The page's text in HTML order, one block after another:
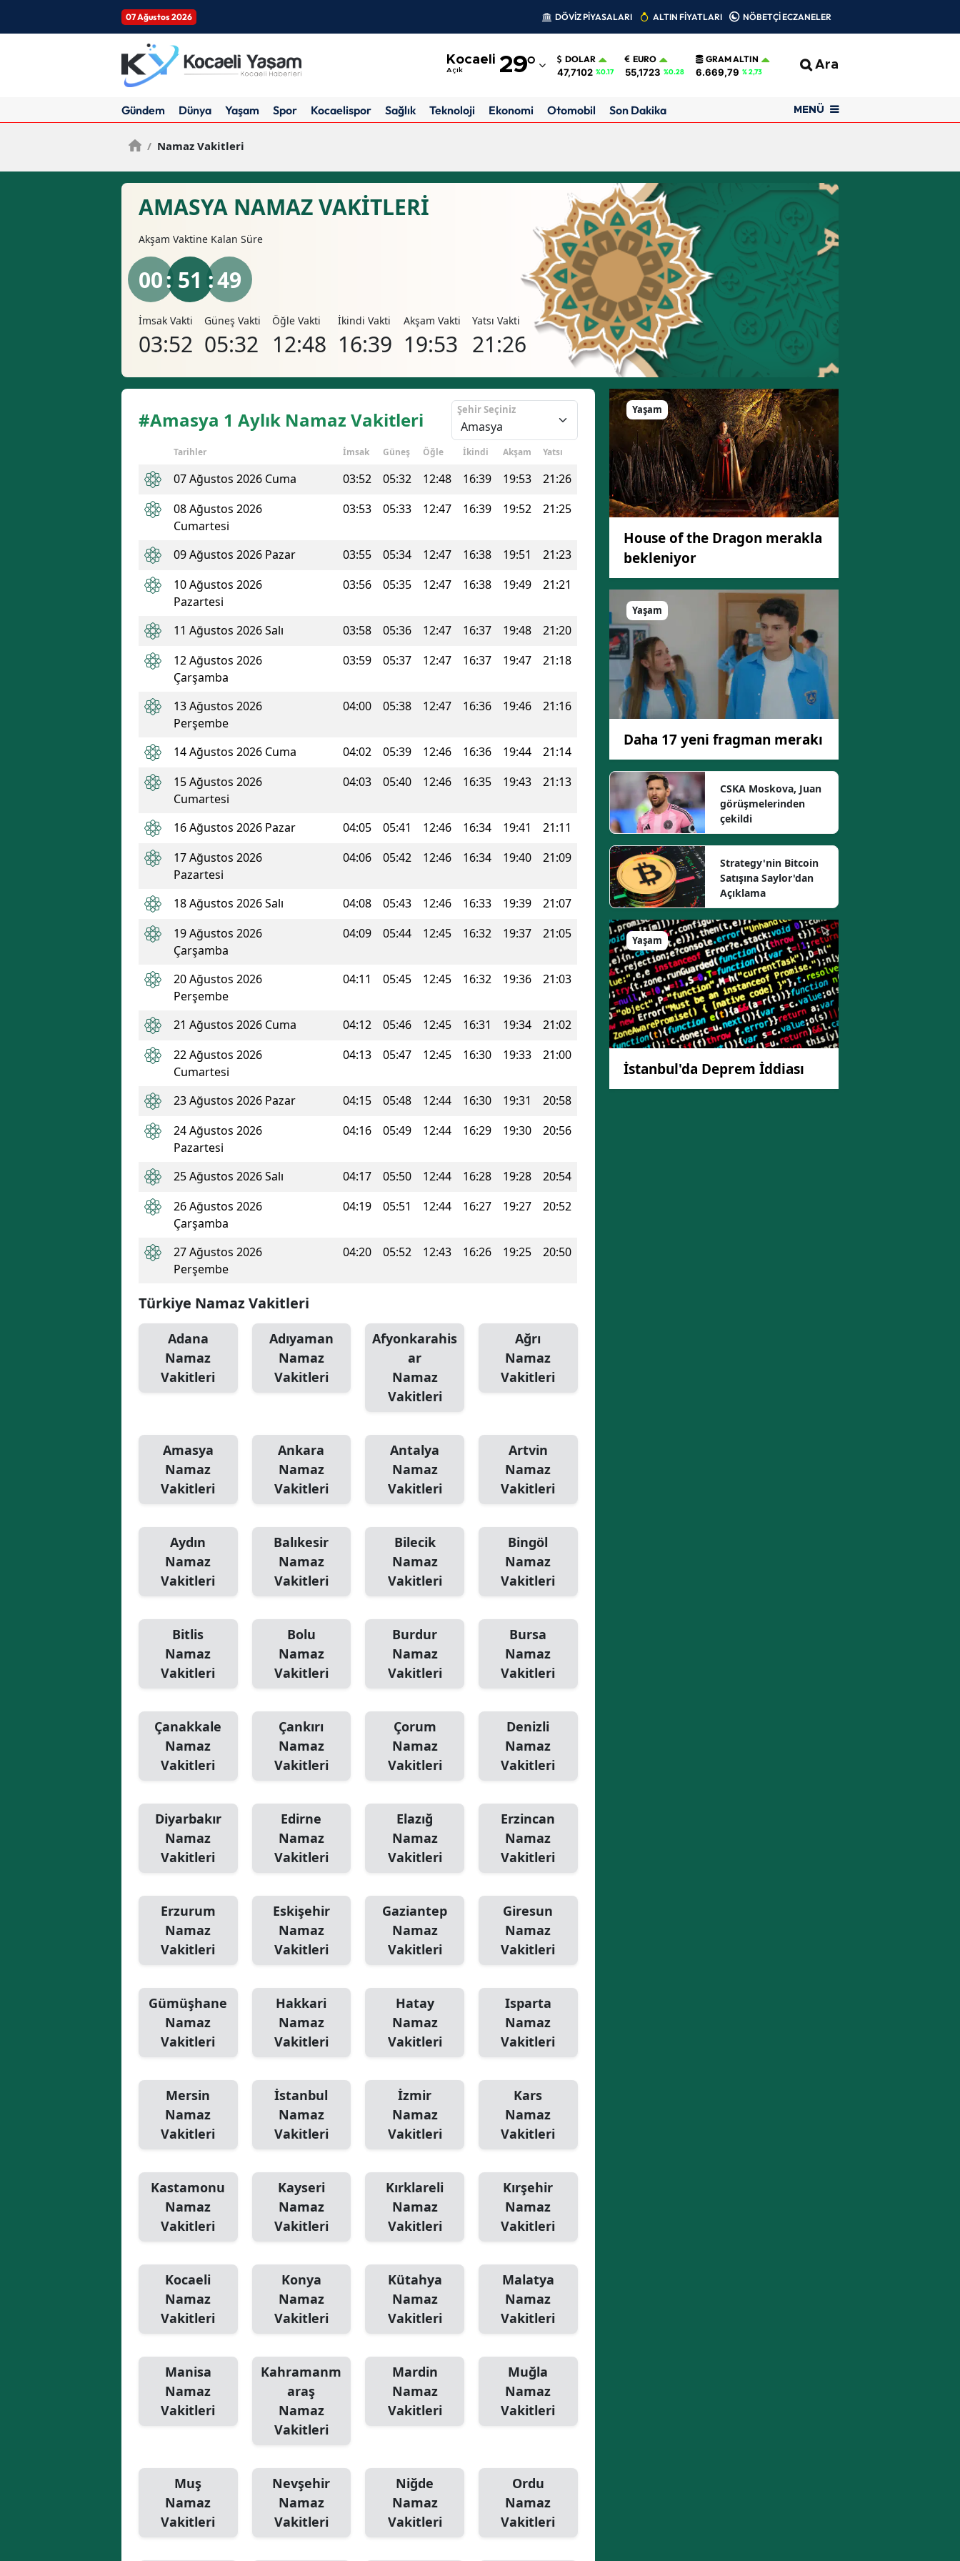
07 Ağustos 2026 DÖVİZ PİYASALARI ALTIN FİYATLARI NÖBETÇİ ECZANELER
Kocaeli
Açık 29°
Adıyaman
Bilecik
Bolu
Burdur
Bursa
Çanakkale
Diyarbakır
Edirne
Erzurum
Eskişehir
Giresun
Gümüşhane
Mersin
Kastamonu
Kayseri
Kırşehir
Kocaeli
Kahramanmaraş
Mardin
Niğde
Sakarya
Samsun
Sivas
Trabzon
Şanlıurfa
Şırnak
Iğdır
Yalova
Osmaniye
DOLAR
47,7102 %0.17
EURO
55,1723 %0.28
GRAM ALTIN
6.669,79 % 2,73 Ara
Gündem Dünya Yaşam Spor Kocaelispor Sağlık Teknoloji Ekonomi Otomobil Son Dakika MENÜ
/ Namaz Vakitleri
AMASYA NAMAZ VAKİTLERİ
Akşam Vaktine Kalan Süre
00: 51 :48
İmsak Vakti
03:52
Güneş Vakti
05:32
Öğle Vakti
12:48
İkindi Vakti
16:39
Akşam Vakti
19:53
Yatsı Vakti
21:26
#Amasya 1 Aylık Namaz Vakitleri Şehir Seçiniz
Tarihler İmsak Güneş Öğle İkindi Akşam Yatsı
07 Ağustos 2026 Cuma 03:52 05:32 12:48 16:39 19:53
21:26
08 Ağustos 2026
Cumartesi
03:53 05:33 12:47 16:39 19:52 21:25
09 Ağustos 2026 Pazar 03:55 05:34 12:47 16:38 19:51
21:23
10 Ağustos 2026
Pazartesi
03:56 05:35 12:47 16:38 19:49 21:21
11 Ağustos 2026 Salı 03:58 05:36 12:47 16:37 19:48
21:20
12 Ağustos 2026
Çarşamba
03:59 05:37 12:47 16:37 19:47 21:18
13 Ağustos 2026
Perşembe
04:00 05:38 12:47 16:36 19:46 21:16
14 Ağustos 2026 Cuma 04:02 05:39 12:46 16:36 19:44
21:14
15 Ağustos 2026
Cumartesi
04:03 05:40 12:46 16:35 19:43 21:13
16 Ağustos 2026 Pazar 04:05 05:41 12:46 16:34 19:41
21:11
17 Ağustos 2026
Pazartesi
04:06 05:42 12:46 16:34 19:40 21:09
18 Ağustos 2026 Salı 04:08 05:43 12:46 16:33 19:39
21:07
19 Ağustos 2026
Çarşamba
04:09 05:44 12:45 16:32 19:37 21:05
20 Ağustos 2026
Perşembe
04:11 05:45 12:45 16:32 19:36 21:03
21 Ağustos 2026 Cuma 04:12 05:46 12:45 16:31 19:34
21:02
22 Ağustos 2026
Cumartesi
04:13 05:47 12:45 16:30 19:33 21:00
23 Ağustos 2026 Pazar 04:15 05:48 12:44 16:30 19:31
20:58
24 Ağustos 2026
Pazartesi
04:16 05:49 12:44 16:29 19:30 20:56
25 Ağustos 2026 Salı 04:17 05:50 12:44 16:28 19:28
20:54
26 Ağustos 2026
Çarşamba
04:19 05:51 12:44 16:27 19:27 20:52
27 Ağustos 2026
Perşembe
04:20 05:52 12:43 16:26 19:25 20:50
Türkiye Namaz Vakitleri
Adana
Namaz
Vakitleri
Adıyaman
Namaz
Vakitleri
Afyonkarahis
ar
Namaz
Vakitleri
Ağrı
Namaz
Vakitleri
Amasya
Namaz
Vakitleri
Ankara
Namaz
Vakitleri
Antalya
Namaz
Vakitleri
Artvin
Namaz
Vakitleri
Aydın
Namaz
Vakitleri
Balıkesir
Namaz
Vakitleri
Bilecik
Namaz
Vakitleri
Bingöl
Namaz
Vakitleri
Bitlis
Namaz
Vakitleri
Bolu
Namaz
Vakitleri
Burdur
Namaz
Vakitleri
Bursa
Namaz
Vakitleri
Çanakkale
Namaz
Vakitleri
Çankırı
Namaz
Vakitleri
Çorum
Namaz
Vakitleri
Denizli
Namaz
Vakitleri
Diyarbakır
Namaz
Vakitleri
Edirne
Namaz
Vakitleri
Elazığ
Namaz
Vakitleri
Erzincan
Namaz
Vakitleri
Erzurum
Namaz
Vakitleri
Eskişehir
Namaz
Vakitleri
Gaziantep
Namaz
Vakitleri
Giresun
Namaz
Vakitleri
Gümüşhane
Namaz
Vakitleri
Hakkari
Namaz
Vakitleri
Hatay
Namaz
Vakitleri
Isparta
Namaz
Vakitleri
Mersin
Namaz
Vakitleri
İstanbul
Namaz
Vakitleri
İzmir
Namaz
Vakitleri
Kars
Namaz
Vakitleri
Kastamonu
Namaz
Vakitleri
Kayseri
Namaz
Vakitleri
Kırklareli
Namaz
Vakitleri
Kırşehir
Namaz
Vakitleri
Kocaeli
Namaz
Vakitleri
Konya
Namaz
Vakitleri
Kütahya
Namaz
Vakitleri
Malatya
Namaz
Vakitleri
Manisa
Namaz
Vakitleri
Kahramanm
araş
Namaz
Vakitleri
Mardin
Namaz
Vakitleri
Muğla
Namaz
Vakitleri
Muş
Namaz
Vakitleri
Nevşehir
Namaz
Vakitleri
Niğde
Namaz
Vakitleri
Ordu
Namaz
Vakitleri
Yaşam
House of the Dragon merakla
bekleniyor
Yaşam
Daha 17 yeni fragman merakı
CSKA Moskova, Juan
görüşmelerinden
çekildi
Strategy'nin Bitcoin
Satışına Saylor'dan
Açıklama
Yaşam
İstanbul'da Deprem İddiası